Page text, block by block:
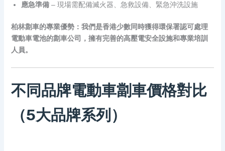
應急準備– 現場需配備滅火器、急救設備、緊急沖洗設施
柏林劏車的專業優勢：我們是香港少數同時獲得環保署認可處理
電動車電池的劏車公司，擁有完善的高壓電安全設施和專業培訓
人員。
不同品牌電動車劏車價格對比
（5大品牌系列）